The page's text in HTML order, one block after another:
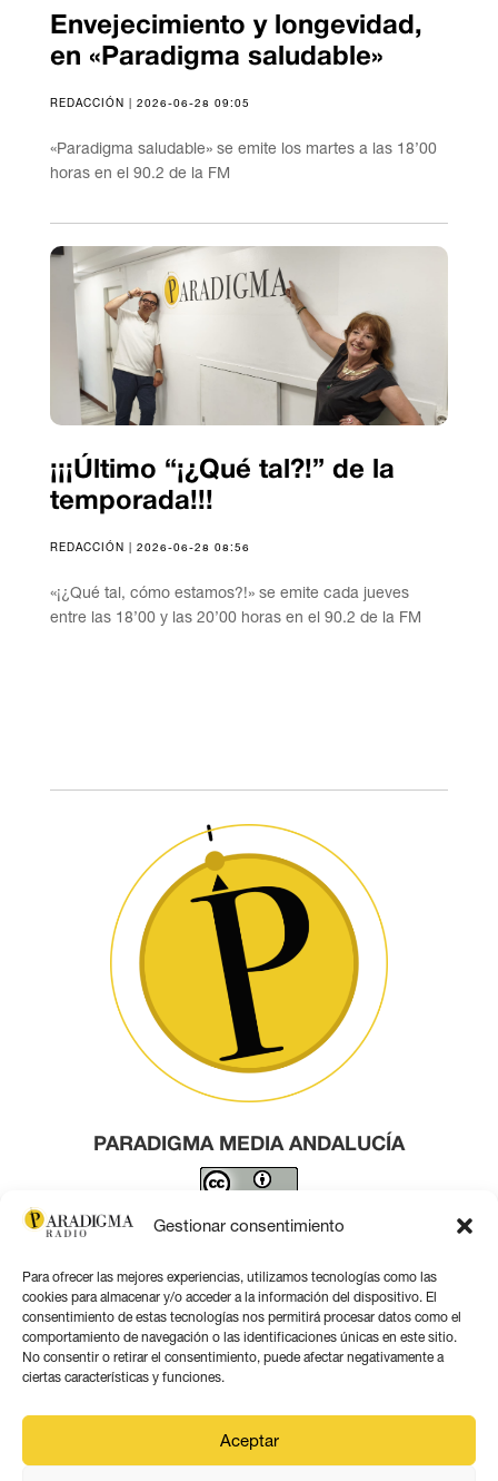
Gestionar consentimiento
Para ofrecer las mejores experiencias, utilizamos tecnologías como las
cookies para almacenar y/o acceder a la información del dispositivo. El
consentimiento de estas tecnologías nos permitirá procesar datos como el
comportamiento de navegación o las identificaciones únicas en este sitio.
No consentir o retirar el consentimiento, puede afectar negativamente a
ciertas características y funciones.
Aceptar
Envejecimiento y longevidad,
en «Paradigma saludable»
REDACCIÓN | 2026-06-28 09:05
«Paradigma saludable» se emite los martes a las 18’00
horas en el 90.2 de la FM
¡¡¡Último “¡¿Qué tal?!” de la
temporada!!!
REDACCIÓN | 2026-06-28 08:56
«¡¿Qué tal, cómo estamos?!» se emite cada jueves
entre las 18’00 y las 20’00 horas en el 90.2 de la FM
PARADIGMA MEDIA ANDALUCÍA
Este obra está bajo una licencia de Creative Commons
Contacto por correo
Aviso legal
Política de privacidad